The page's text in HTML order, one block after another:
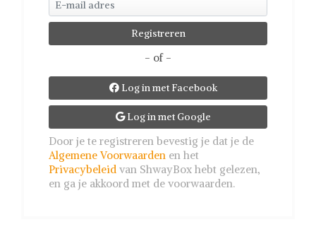
- of -
Log in met Facebook
Log in met Google
Door je te registreren bevestig je dat je de
Algemene Voorwaarden en het
Privacybeleid van ShwayBox hebt gelezen,
en ga je akkoord met de voorwaarden.